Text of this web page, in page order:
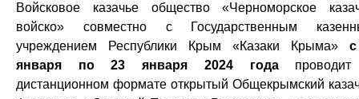
Войсковое казачье общество «Черноморское
войско» совместно с Государственным
учреждением Республики Крым «Казаки Крыма»
января по 23 января 2024 года
дистанционном формате открытый Общекрымский